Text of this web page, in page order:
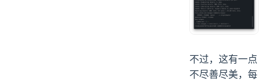
命令。